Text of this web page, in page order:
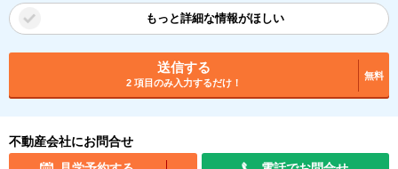
もっと詳細な情報がほしい
送信する
2 項目のみ入力するだけ！
無料
不動産会社にお問合せ